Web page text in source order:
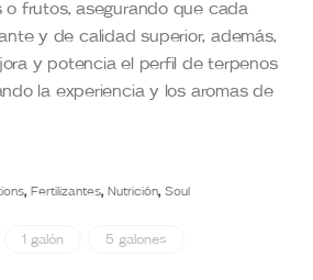
o frutos, asegurando que cada
y de calidad superior, además,
y potencia el perfil de terpenos
la experiencia y los aromas de
, Fertilizantes, Nutrición, Soul
1 galón 5 galones